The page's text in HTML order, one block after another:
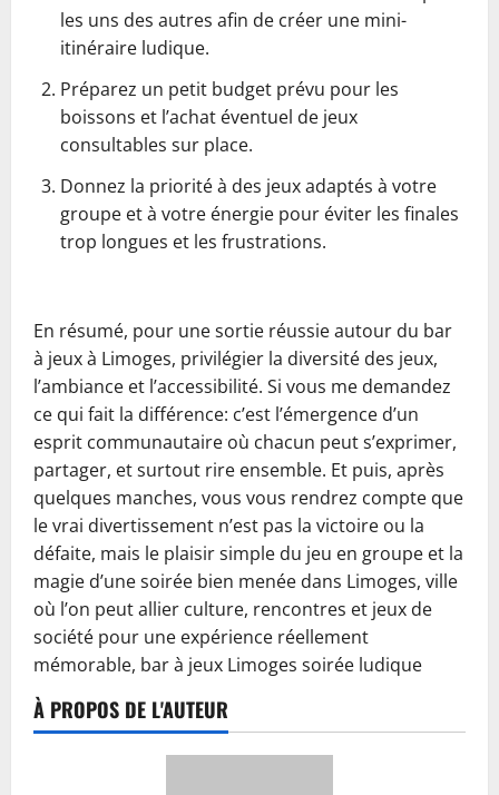
les uns des autres afin de créer une mini-
itinéraire ludique.
Préparez un petit budget prévu pour les
boissons et l’achat éventuel de jeux
consultables sur place.
Donnez la priorité à des jeux adaptés à votre
groupe et à votre énergie pour éviter les finales
trop longues et les frustrations.
En résumé, pour une sortie réussie autour du bar
à jeux à Limoges, privilégier la diversité des jeux,
l’ambiance et l’accessibilité. Si vous me demandez
ce qui fait la différence: c’est l’émergence d’un
esprit communautaire où chacun peut s’exprimer,
partager, et surtout rire ensemble. Et puis, après
quelques manches, vous vous rendrez compte que
le vrai divertissement n’est pas la victoire ou la
défaite, mais le plaisir simple du jeu en groupe et la
magie d’une soirée bien menée dans Limoges, ville
où l’on peut allier culture, rencontres et jeux de
société pour une expérience réellement
mémorable, bar à jeux Limoges soirée ludique
À PROPOS DE L'AUTEUR